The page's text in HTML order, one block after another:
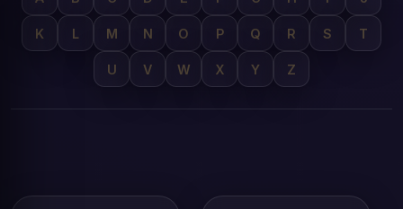
K L M N O P Q R S T
U V W X Y Z